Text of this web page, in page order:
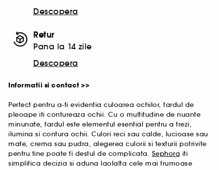
Descopera
Retur
Pana la 14 zile
Descopera
Informatii si contact >>
Perfect pentru a-ti evidentia culoarea ochilor, fardul de
pleoape iti contureaza ochii. Cu o multitudine de nuante
minunate, fardul este elementul esential pentru a trezi,
ilumina si contura ochii. Culori reci sau calde, lucioase sau
mate, crema sau pudra, alegerea culorii si texturii potrivite
pentru tine poate fi destul de complicata. Sephora iti
simplifica decizia si aduna laolalta cele mai frumoase